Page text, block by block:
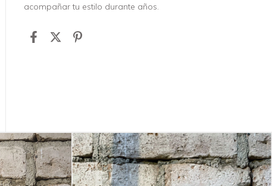
acompañar tu estilo durante años.